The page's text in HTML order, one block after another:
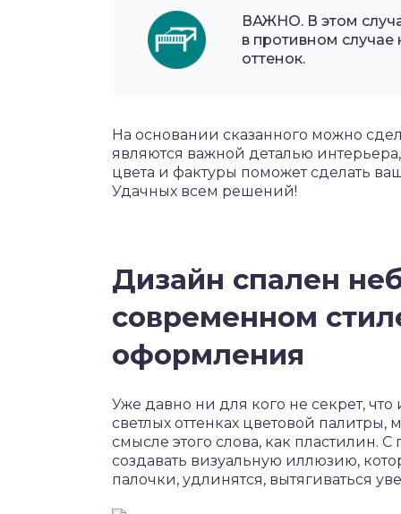
ВАЖНО. В этом
в противном
оттенок.
На основании сказанного можно
являются важной деталью
цвета и фактуры поможет сделать
Удачных всем решений!
Дизайн спален
современном
оформления
Уже давно ни для кого не секрет,
светлых оттенках цветовой
смысле этого слова, как пластилин.
создавать визуальную иллюзию,
палочки, удлинятся, вытягиваться